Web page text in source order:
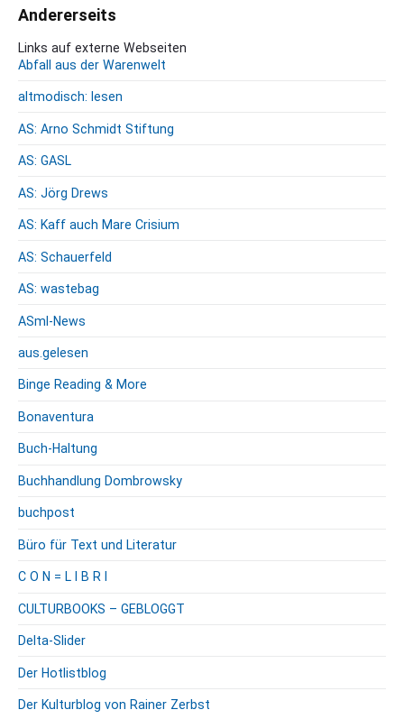
iAndererseits
Links auf externe Webseiten
Abfall aus der Warenwelt
altmodisch: lesen
AS: Arno Schmidt Stiftung
AS: GASL
AS: Jörg Drews
AS: Kaff auch Mare Crisium
AS: Schauerfeld
AS: wastebag
ASml-News
aus.gelesen
Binge Reading & More
Bonaventura
Buch-Haltung
Buchhandlung Dombrowsky
buchpost
Büro für Text und Literatur
C O N = L I B R I
CULTURBOOKS – GEBLOGGT
Delta-Slider
Der Hotlistblog
Der Kulturblog von Rainer Zerbst